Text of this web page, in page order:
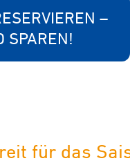
–
SPAREN!
für das